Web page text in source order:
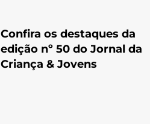
Confira os destaques da
edição nº 50 do Jornal da
Criança & Jovens